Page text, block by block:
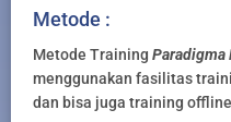
Metode :
Metode Training Paradigma
menggunakan fasilitas
dan bisa juga training